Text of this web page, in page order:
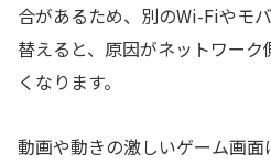
合があるため、別のWi-Fiやモ
替えると、原因がネットワー
くなります。
動画や動きの激しいゲーム画